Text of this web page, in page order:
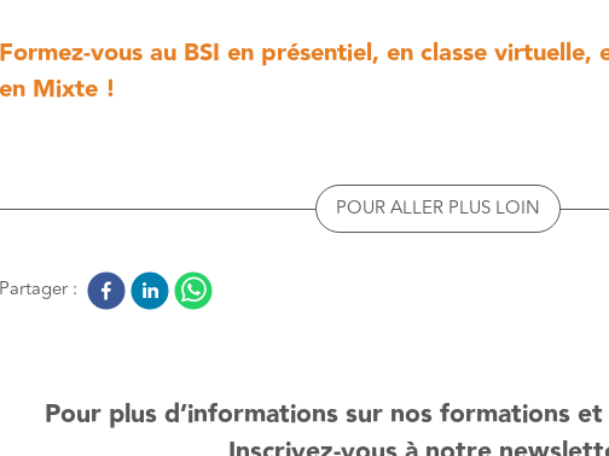
Formez-vous au BSI en présentiel, en classe virtuelle,
en Mixte !
POUR ALLER PLUS LOIN
Partager :
Pour plus d’informations sur nos formations et